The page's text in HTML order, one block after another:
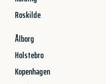
Roskilde
Ålborg
Holstebro
Kopenhagen